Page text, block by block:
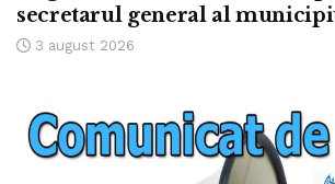
secretarul general al
3 august 2026